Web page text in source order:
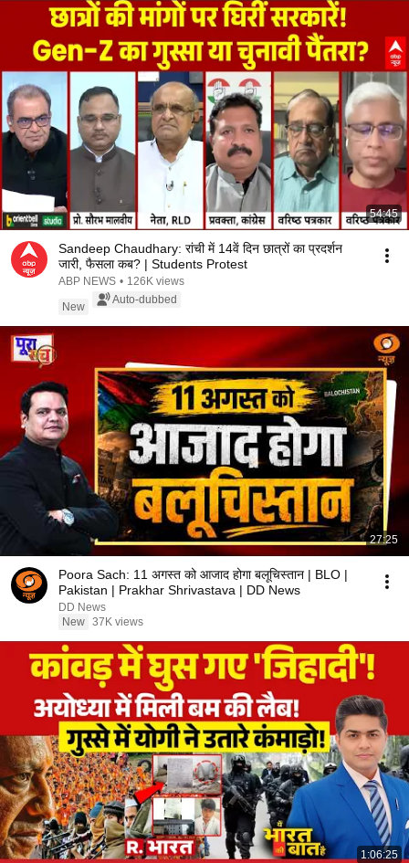
54:45
Sandeep Chaudhary: रांची में 14वें दिन छात्रों का प्रदर्शन
जारी, फैसला कब? | Students Protest
ABP NEWS • 126K views
New
Auto-dubbed
27:25
Poora Sach: 11 अगस्त को आजाद होगा बलूचिस्तान | BLO |
Pakistan | Prakhar Shrivastava | DD News
DD News
New 37K views
1:06:25